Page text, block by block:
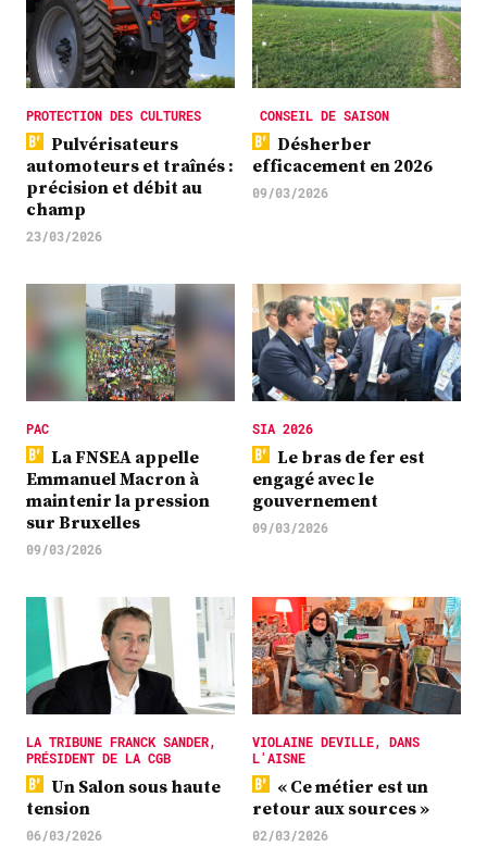
PROTECTION DES CULTURES
Pulvérisateurs
automoteurs et traînés :
précision et débit au
champ
23/03/2026
CONSEIL DE SAISON
Désherber
efficacement en 2026
09/03/2026
PAC
La FNSEA appelle
Emmanuel Macron à
maintenir la pression
sur Bruxelles
09/03/2026
SIA 2026
Le bras de fer est
engagé avec le
gouvernement
09/03/2026
LA TRIBUNE FRANCK SANDER,
PRÉSIDENT DE LA CGB
Un Salon sous haute
tension
06/03/2026
VIOLAINE DEVILLE, DANS
L'AISNE
« Ce métier est un
retour aux sources »
02/03/2026